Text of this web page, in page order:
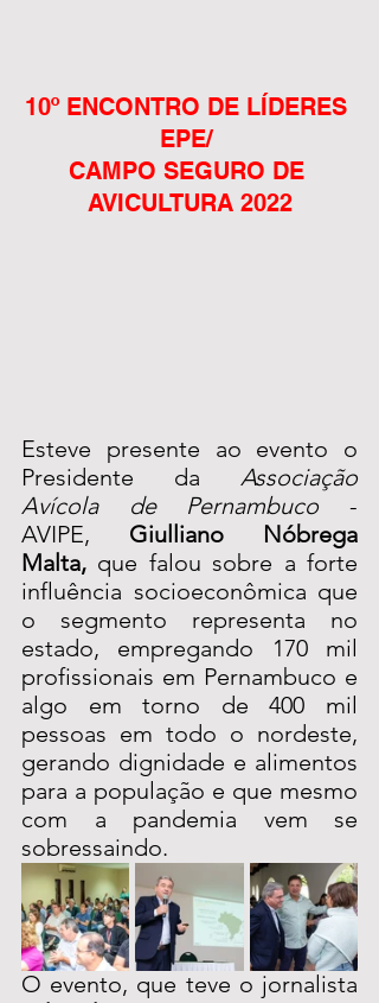
10º ENCONTRO DE LÍDERES
EPE/
CAMPO SEGURO DE
AVICULTURA 2022
Esteve presente ao evento o
Presidente da Associação
Avícola de Pernambuco -
AVIPE, Giulliano Nóbrega
Malta, que falou sobre a forte
influência socioeconômica que
o segmento representa no
estado, empregando 170 mil
profissionais em Pernambuco e
algo em torno de 400 mil
pessoas em todo o nordeste,
gerando dignidade e alimentos
para a população e que mesmo
com a pandemia vem se
sobressaindo.